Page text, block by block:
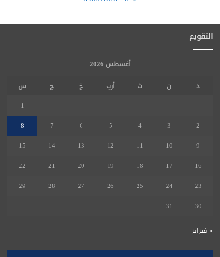
التقويم
أغسطس 2026
د
ن ث أرب خ ج
س
1
2
3
4
5
6
7
8
9
10
11
12
13
14
15
16
17
18
19
20
21
22
23
24
25
26
27
28
29
30
31
« فبراير